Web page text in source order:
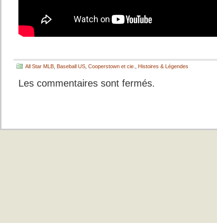
All Star MLB Baseball US Cooperstown et cie. Histoires & Légendes
Les commentaires sont fermés.